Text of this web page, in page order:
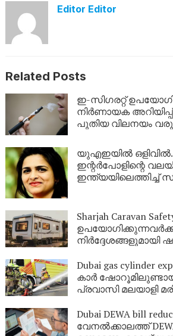
Editor Editor
Related Posts
ഇ-സിഗരറ്റ്
നിർണായക
പുതിയ വിലനയം
യുഎഇയിൽ
ഇന്റർപോളിന്റെ
ഇന്ത്യയിലെത്തിച്ച്
Sharjah Caravan
നിർദ്ദേശങ്ങളുമായി
Dubai gas cylinder
കാർ
പ്രവാസി മലയാളി
Dubai DEWA bill
വേനൽക്കാലത്ത്